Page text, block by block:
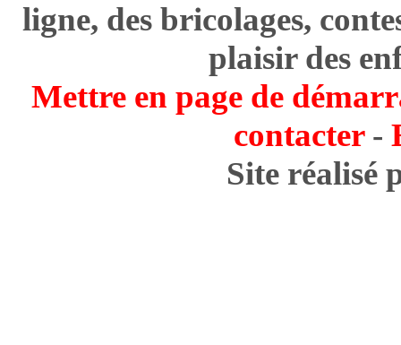
ligne, des bricolages,
plaisir des
Mettre en page de
contacter-
Site réalisé